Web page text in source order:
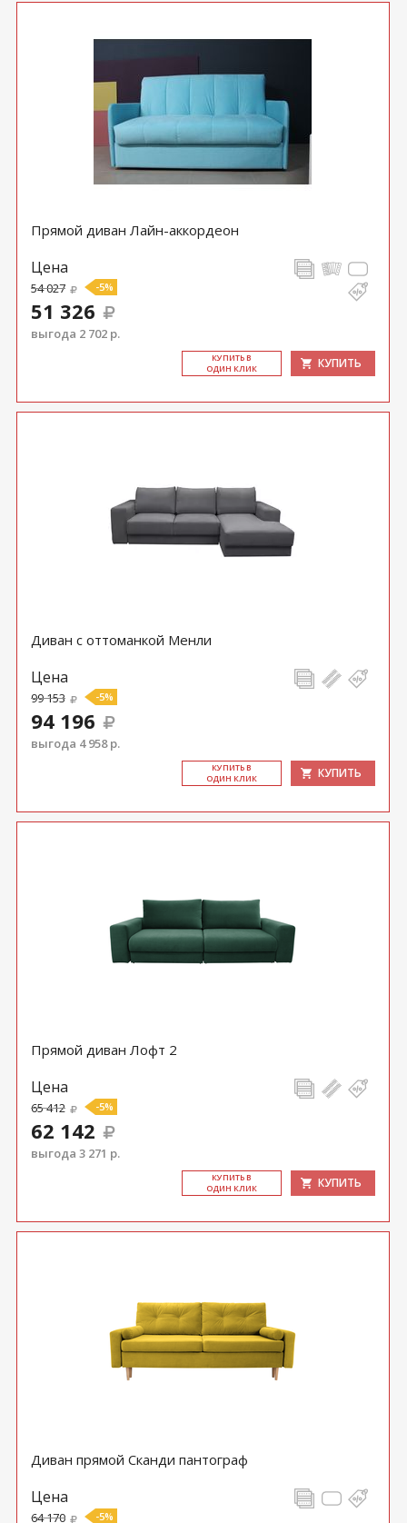
Прямой диван Лайн-аккордеон
Цена
54 027 -5%
51 326
выгода 2 702 р.
КУ­ПИТЬ В
ОДИН КЛИК
КУПИТЬ
Диван с оттоманкой Менли
Цена
99 153 -5%
94 196
выгода 4 958 р.
КУ­ПИТЬ В
ОДИН КЛИК
КУПИТЬ
Прямой диван Лофт 2
Цена
65 412 -5%
62 142
выгода 3 271 р.
КУ­ПИТЬ В
ОДИН КЛИК
КУПИТЬ
Диван прямой Сканди пантограф
Цена
64 170 -5%